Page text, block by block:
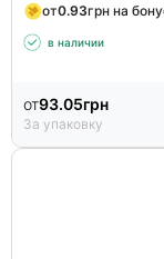
от0.93грн на
в наличии
от93.05грн
За упаковку